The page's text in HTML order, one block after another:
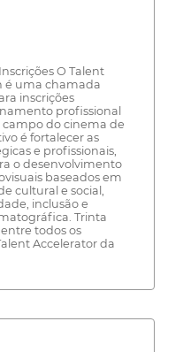
O Talent
é uma chamada
inscrições
profissional
do cinema de
é fortalecer as
e profissionais,
o desenvolvimento
baseados em
cultural e social,
inclusão e
Trinta
todos os
Accelerator da